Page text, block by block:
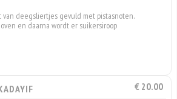
deegsliertjes gevuld met pistasnoten.
en daarna wordt er suikersiroop
€ 20.00